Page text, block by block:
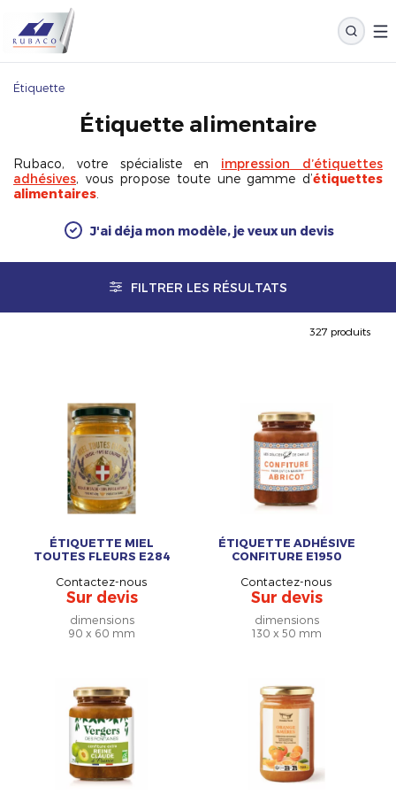
Étiquette
Étiquette alimentaire
Rubaco, votre spécialiste en impression d’étiquettes
adhésives, vous propose toute une gamme d’étiquettes
alimentaires
J'ai déja mon modèle, je veux un devis
FILTRER LES RÉSULTATS
327 produits
ÉTIQUETTE MIEL
TOUTES FLEURS E284
Contactez-nous
Sur devis
dimensions
90 x 60 mm
ÉTIQUETTE ADHÉSIVE
CONFITURE E1950
Contactez-nous
Sur devis
dimensions
130 x 50 mm